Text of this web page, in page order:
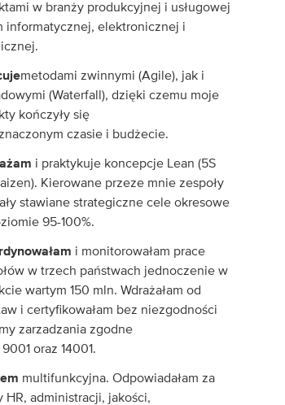
w branży produkcyjnej i usługowej
informatycznej, elektronicznej i
metodami zwinnymi (Agile), jak i
(Waterfall), dzięki czemu moje
kończyły się
czasie i budżecie.
i praktykuje koncepcje Lean (5S
Kierowane przeze mnie zespoły
stawiane strategiczne cele okresowe
95-100%.
i monitorowałam prace
w trzech państwach jednoczenie w
wartym 150 mln. Wdrażałam od
i certyfikowałam bez niezgodności
zarzadzania zgodne
oraz 14001.
multifunkcyjna. Odpowiadałam za
HR, administracji, jakości,